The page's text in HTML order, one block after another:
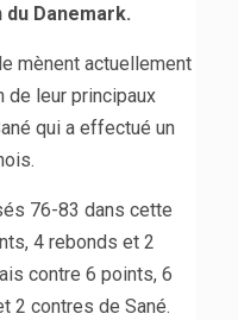
Danemark.
mènent actuellement
de leur principaux
qui a effectué un
76-83 dans cette
4 rebonds et 2
contre 6 points, 6
2 contres de Sané.